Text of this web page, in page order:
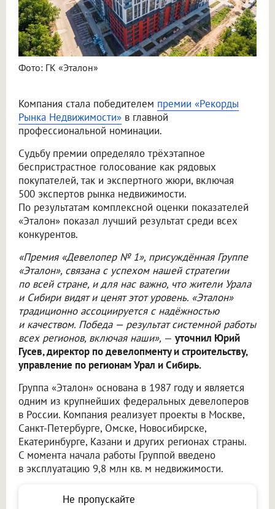
Фото: ГК «Эталон»
Компания стала победителем премии «Рекорды
Рынка Недвижимости» в главной
профессиональной номинации.
Судьбу премии определяло трёхэтапное
беспристрастное голосование как рядовых
покупателей, так и экспертного жюри, включая
500 экспертов рынка недвижимости.
По результатам комплексной оценки показателей
«Эталон» показал лучший результат среди всех
конкурентов.
«Премия «Девелопер № 1», присуждённая Группе
«Эталон», связана с успехом нашей стратегии
по всей стране, и для нас важно, что жители Урала
и Сибири видят и ценят этот уровень. «Эталон»
традиционно ассоциируется с надёжностью
и качеством. Победа — результат системной работы
всех регионов, включая наши», — уточнил Юрий
Гусев, директор по девелопменту и строительству,
управление по регионам Урал и Сибирь.
Группа «Эталон» основана в 1987 году и является
одним из крупнейших федеральных девелоперов
в России. Компания реализует проекты в Москве,
Санкт-Петербурге, Омске, Новосибирске,
Екатеринбурге, Казани и других регионах страны.
С момента начала работы Группой введено
в эксплуатацию 9,8 млн кв. м недвижимости.
Не пропускайте